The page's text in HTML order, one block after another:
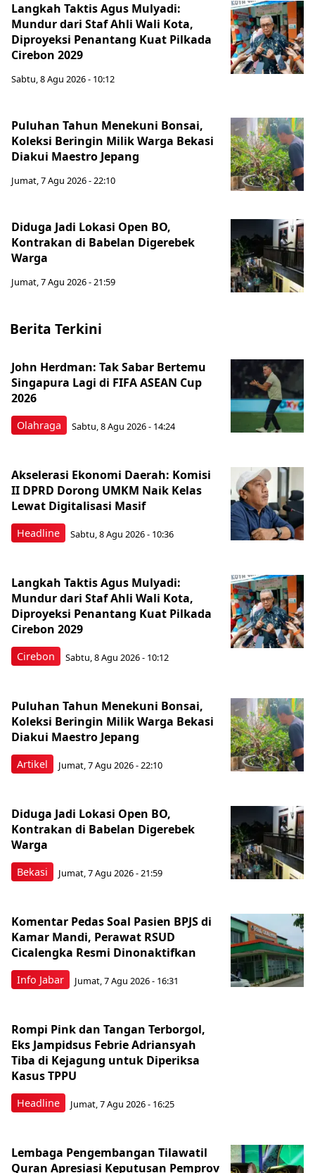
Langkah Taktis Agus Mulyadi:
Mundur dari Staf Ahli Wali Kota,
Diproyeksi Penantang Kuat Pilkada
Cirebon 2029
Sabtu, 8 Agu 2026 - 10:12
Puluhan Tahun Menekuni Bonsai,
Koleksi Beringin Milik Warga Bekasi
Diakui Maestro Jepang
Jumat, 7 Agu 2026 - 22:10
Diduga Jadi Lokasi Open BO,
Kontrakan di Babelan Digerebek
Warga
Jumat, 7 Agu 2026 - 21:59
Berita Terkini
Olahraga
John Herdman: Tak Sabar Bertemu
Singapura Lagi di FIFA ASEAN Cup
2026
Sabtu, 8 Agu 2026 - 14:24
Headline
Akselerasi Ekonomi Daerah: Komisi
II DPRD Dorong UMKM Naik Kelas
Lewat Digitalisasi Masif
Sabtu, 8 Agu 2026 - 10:36
Cirebon
Langkah Taktis Agus Mulyadi:
Mundur dari Staf Ahli Wali Kota,
Diproyeksi Penantang Kuat Pilkada
Cirebon 2029
Sabtu, 8 Agu 2026 - 10:12
Artikel
Puluhan Tahun Menekuni Bonsai,
Koleksi Beringin Milik Warga Bekasi
Diakui Maestro Jepang
Jumat, 7 Agu 2026 - 22:10
Bekasi
Diduga Jadi Lokasi Open BO,
Kontrakan di Babelan Digerebek
Warga
Jumat, 7 Agu 2026 - 21:59
Info Jabar
Komentar Pedas Soal Pasien BPJS di
Kamar Mandi, Perawat RSUD
Cicalengka Resmi Dinonaktifkan
Jumat, 7 Agu 2026 - 16:31
Headline
Rompi Pink dan Tangan Terborgol,
Eks Jampidsus Febrie Adriansyah
Tiba di Kejagung untuk Diperiksa
Kasus TPPU
Jumat, 7 Agu 2026 - 16:25
Lembaga Pengembangan Tilawatil
Quran Apresiasi Keputusan Pemprov